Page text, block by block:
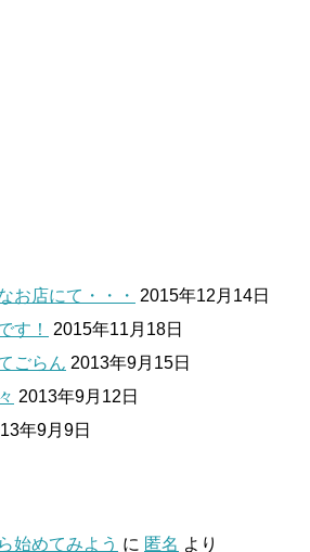
お店にて・・・
2015年12月14日
す！
2015年11月18日
ごらん 2013年9月15日
2013年9月12日
年9月9日
始めてみよう に 匿名 より